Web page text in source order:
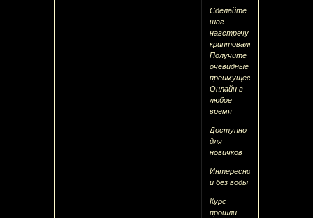
Сделайте
шаг
навстречу
криптовалютам
Получите
очевидные
преимущества:
Онлайн в
любое
время
Доступно
для
новичков
Интересно
и без воды
Курс
прошли